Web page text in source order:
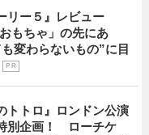
リー５』レビュー
もちゃ」の先にあ
変わらないもの”に目
P R
トトロ』ロンドン公演
別企画！ ローチケ